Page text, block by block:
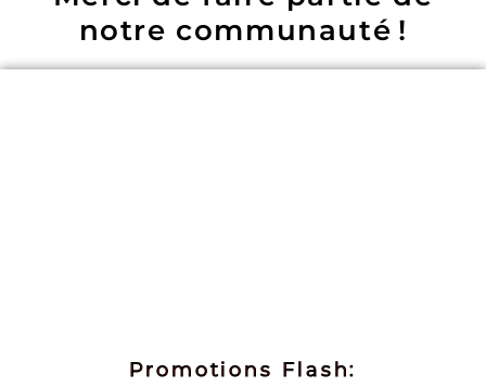
notre communauté !
Promotions Flash: